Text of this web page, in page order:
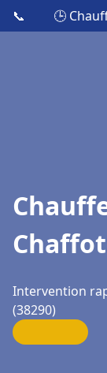
📞 🕒
Intervention
(38290)